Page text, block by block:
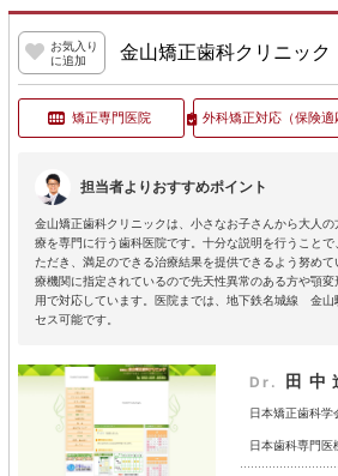
お気入り
に追加
金山矯正歯科クリニック
矯正専門医院 外科矯正対応（保険適
担当者よりおすすめポイント
金山矯正歯科クリニックは、小さなお子さんから大人
療を専門に行う歯科医院です。十分な説明を行うこと
ただき、満足のできる治療結果を提供できるよう努め
療機関に指定されているので先天性異常のある方や顎
用で対応しています。医院までは、地下鉄名城線 金山
セス可能です。
Dr. 田中
日本矯正歯科学
日本歯科専門医